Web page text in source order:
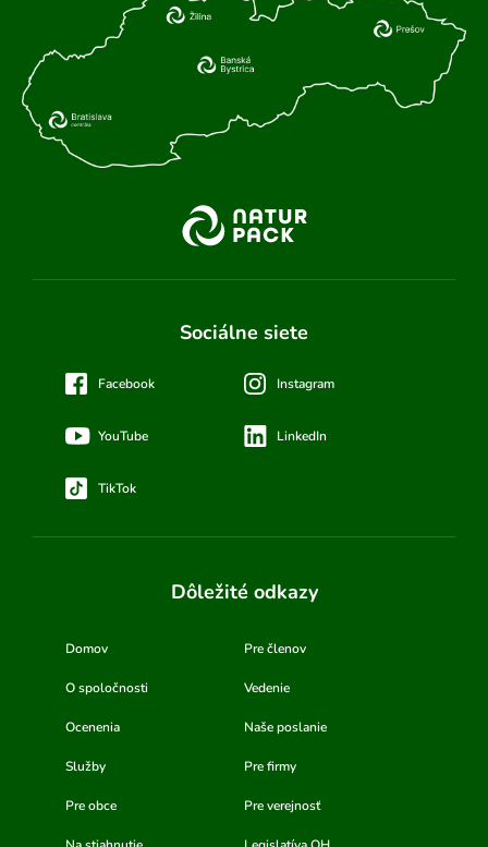
Sociálne siete
Facebook Instagram
YouTube LinkedIn
TikTok
Dôležité odkazy
Domov Pre členov
O spoločnosti Vedenie
Ocenenia Naše poslanie
Služby Pre firmy
Pre obce Pre verejnosť